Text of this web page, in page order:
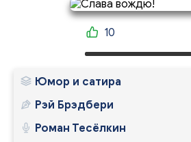
10
Юмор и сатира
Рэй Брэдбери
Роман Тесёлкин